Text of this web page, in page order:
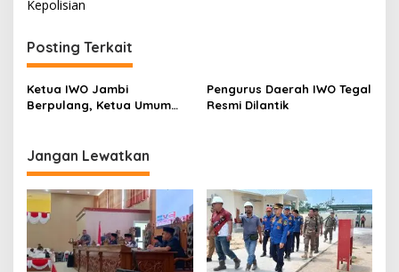
i
g
a
s
i
p
o
s
Kepolisian
Posting Terkait
Ketua IWO Jambi
Berpulang, Ketua Umum
Pengurus Daerah IWO Tegal
Resmi Dilantik
Jangan Lewatkan